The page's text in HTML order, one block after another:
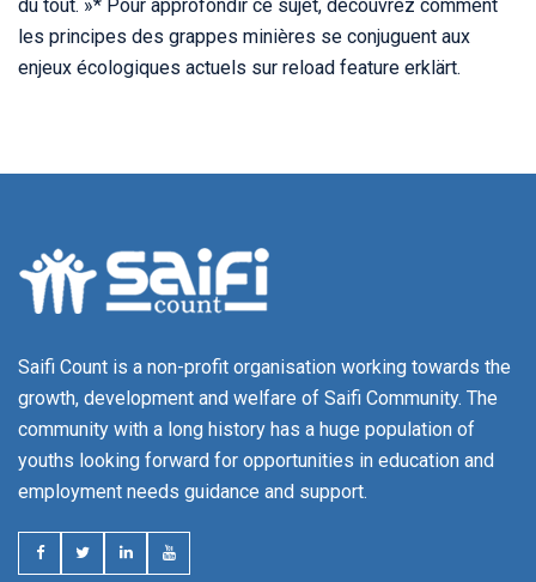
du tout. »* Pour approfondir ce sujet, découvrez comment
les principes des grappes minières se conjuguent aux
enjeux écologiques actuels sur reload feature erklärt.
Saifi Count is a non-profit organisation working towards the
growth, development and welfare of Saifi Community. The
community with a long history has a huge population of
youths looking forward for opportunities in education and
employment needs guidance and support.